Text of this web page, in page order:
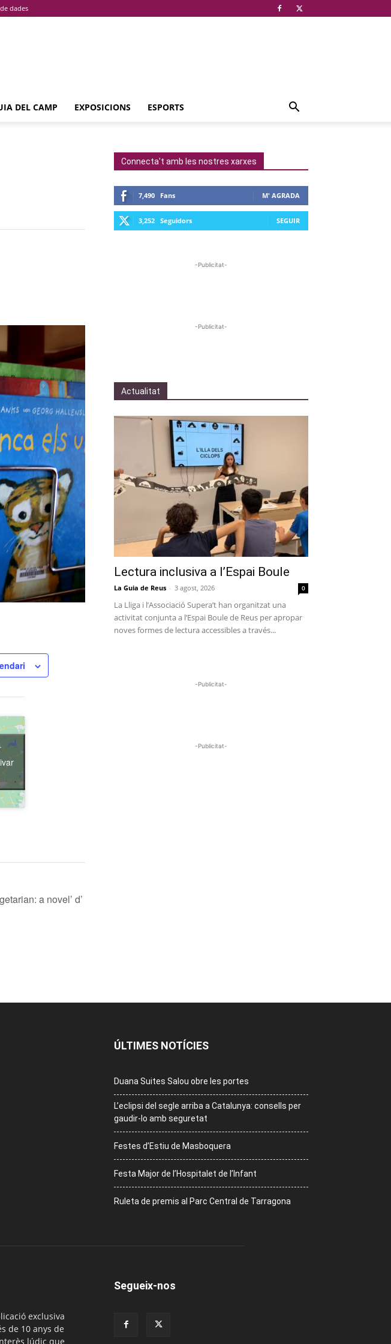
dades
DEL CAMP EXPOSICIONS ESPORTS
a novel’ d’
Connecta't amb les nostres xarxes
7,490 Fans M' AGRADA
3,252 Seguidors SEGUIR
-Publicitat-
-Publicitat-
Actualitat
Lectura inclusiva a l’Espai Boule
La Guia de Reus - 3 agost, 2026 0
La Lliga i l’Associació Supera’t han organitzat una
activitat conjunta a l’Espai Boule de Reus per apropar
noves formes de lectura accessibles a través...
-Publicitat-
-Publicitat-
ÚLTIMES NOTÍCIES
Duana Suites Salou obre les portes
L’eclipsi del segle arriba a Catalunya: consells per
gaudir-lo amb seguretat
Festes d’Estiu de Masboquera
Festa Major de l’Hospitalet de l’Infant
Ruleta de premis al Parc Central de Tarragona
exclusiva
de 10 anys de
lúdic que
Segueix-nos